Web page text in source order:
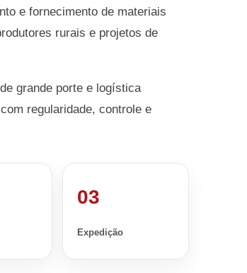
e fornecimento de materiais
rurais e projetos de
grande porte e logística
regularidade, controle e
03
Expedição